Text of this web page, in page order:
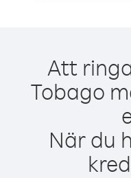
Att
Tobago
När du